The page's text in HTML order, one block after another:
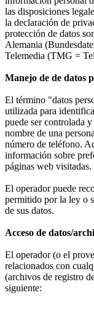
las disposiciones
la declaración de
protección de datos
Alemania
Telemedia (TMG =
Manejo de de datos
El término "datos
utilizada para
puede ser controlada
nombre de una
número de teléfono.
información sobre
páginas web visitadas.
El operador puede
permitido por la ley o
de sus datos.
Acceso de datos/
El operador (o el
relacionados con
(archivos de registro
siguiente: